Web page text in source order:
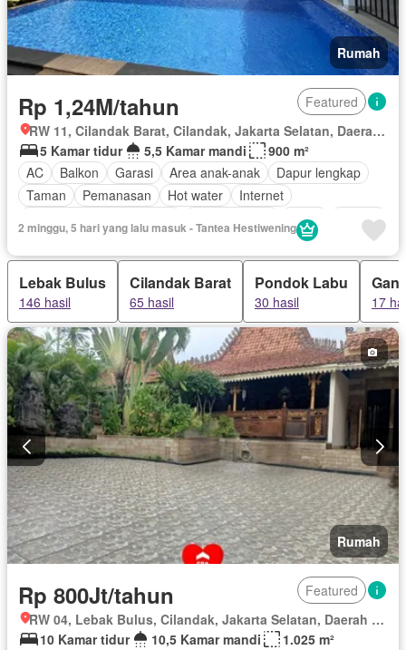
Rumah
Rp 1,24M/tahun
Featured
RW 11, Cilandak Barat, Cilandak, Jakarta Selatan, Daerah Khusus Ibukota Jakarta
5 Kamar tidur
5,5 Kamar mandi
900 m²
AC
Balkon Garasi Area anak-anak
Dapur lengkap
Taman
Pemanasan Hot water
Internet
Teras
Televisi
Sebagian perabotan
2 minggu, 5 hari yang lalu masuk - Tantea Hestiwening
Lebak Bulus
146 hasil
Cilandak Barat
65 hasil
Pondok Labu
30 hasil 17
Rumah
Rp 800Jt/tahun
Featured
RW 04, Lebak Bulus, Cilandak, Jakarta Selatan, Daerah Khusus Ibukota Jakarta
10 Kamar tidur
10,5 Kamar mandi
1.025 m²